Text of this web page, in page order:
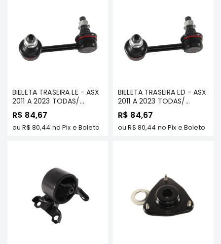
ROVER
TUCSON
SUBARU
GALANT
GM
TENACITY
MT
COMPONENTES
TECNOPART
KYB
BIELETA TRASEIRA LE - ASX
2011 A 2023 TODAS/
LANCER 2.0 GASOLINA
2011/../ / OUTLANDER 2007
A 2024 TODOS MODELOS/
R$ 84,67
ouR$ 80,44 no Pix e Boleto
BIELETA TRASEIRA LD - ASX
2011 A 2023 TODAS/
LANCER 2.0 GASOLINA
2011/../ / OUTLANDER 2007
A 2024 TODOS MODELOS/
R$ 84,67
ouR$ 80,44 no Pix e Boleto